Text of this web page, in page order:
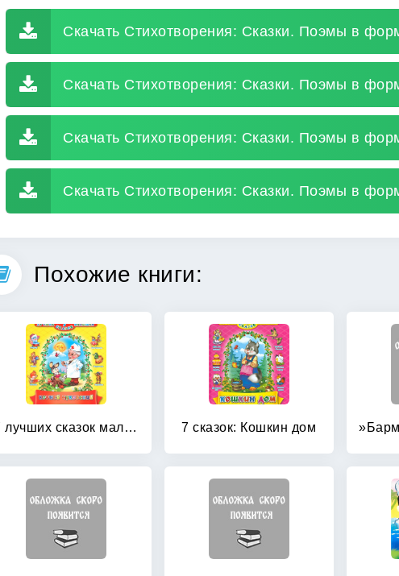
Скачать Стихотворения: Сказки. Поэмы в
Скачать Стихотворения: Сказки. Поэмы в
Скачать Стихотворения: Сказки. Поэмы в
Скачать Стихотворения: Сказки. Поэмы в
Похожие книги:
7 лучших сказок малышам 7 сказок: Кошкин дом